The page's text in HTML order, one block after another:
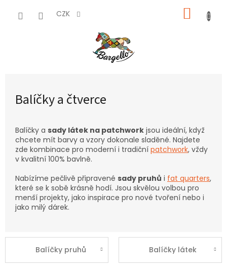
CZK
Balíčky a čtverce
Balíčky a sady látek na patchwork jsou ideální, když
chcete mít barvy a vzory dokonale sladěné. Najdete
zde kombinace pro moderní i tradiční patchwork, vždy
v kvalitní 100% bavlně.
Nabízíme pečlivě připravené sady pruhů i fat quarters,
které se k sobě krásně hodí. Jsou skvělou volbou pro
menší projekty, jako inspirace pro nové tvoření nebo i
jako milý dárek.
Balíčky pruhů Balíčky látek